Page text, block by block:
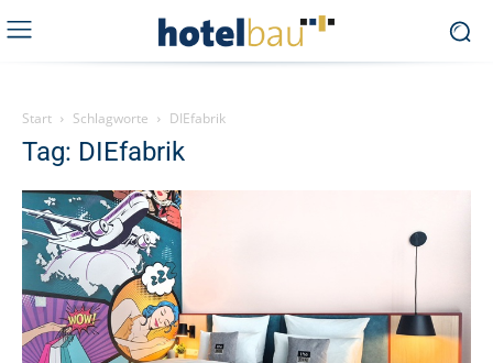
Start Schlagworte DIEfabrik
Tag: DIEfabrik